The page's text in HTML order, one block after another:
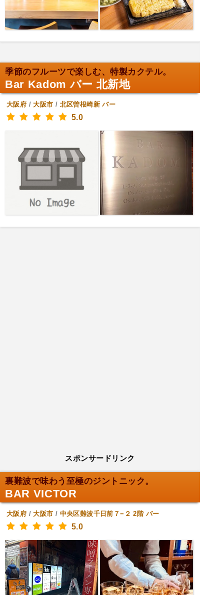
季節のフルーツで楽しむ、特製カクテル。
Bar Kadom バー 北新地
大阪府 /大阪市 / 北区曽根崎新 バー
5.0
スポンサードリンク
裏難波で味わう至極のジントニック。
BAR VICTOR
大阪府 /大阪市 / 中央区難波千日前７−２ 2階 バー
5.0